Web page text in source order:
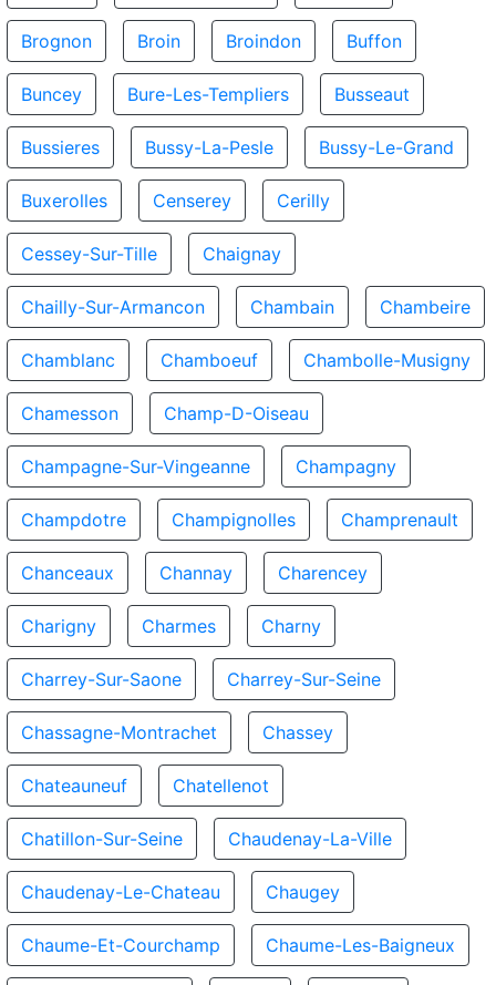
Brognon Broin Broindon Buffon
Buncey Bure-Les-Templiers Busseaut
Bussieres Bussy-La-Pesle Bussy-Le-Grand
Buxerolles Censerey Cerilly
Cessey-Sur-Tille Chaignay
Chailly-Sur-Armancon Chambain Chambeire
Chamblanc Chamboeuf Chambolle-Musigny
Chamesson Champ-D-Oiseau
Champagne-Sur-Vingeanne Champagny
Champdotre Champignolles Champrenault
Chanceaux Channay Charencey
Charigny Charmes Charny
Charrey-Sur-Saone Charrey-Sur-Seine
Chassagne-Montrachet Chassey
Chateauneuf Chatellenot
Chatillon-Sur-Seine Chaudenay-La-Ville
Chaudenay-Le-Chateau Chaugey
Chaume-Et-Courchamp Chaume-Les-Baigneux